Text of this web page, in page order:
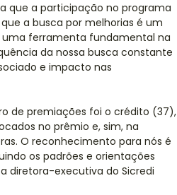
que a participação no programa
a busca por melhorias é um
uma ferramenta fundamental na
da nossa busca constante
e impacto nas
de premiações foi o crédito (37),
no prêmio e, sim, na
O reconhecimento para nós é
os padrões e orientações
diretora-executiva do Sicredi